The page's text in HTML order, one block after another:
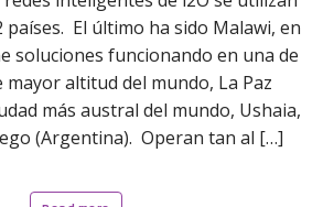
países. El último ha sido Malawi, en
soluciones funcionando en una de
mayor altitud del mundo, La Paz
más austral del mundo, Ushaia,
(Argentina). Operan tan al […]